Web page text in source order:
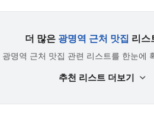
더 많은 광명역 근처 맛집 리스
광명역 근처 맛집 관련 리스트를 한눈에
추천 리스트 더보기